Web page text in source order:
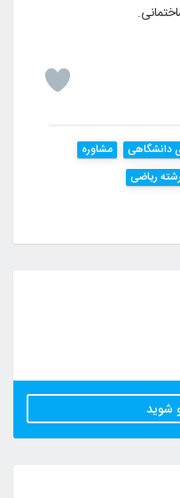
دانشگاهی
مشاوره
رشته ریاضی
شوید